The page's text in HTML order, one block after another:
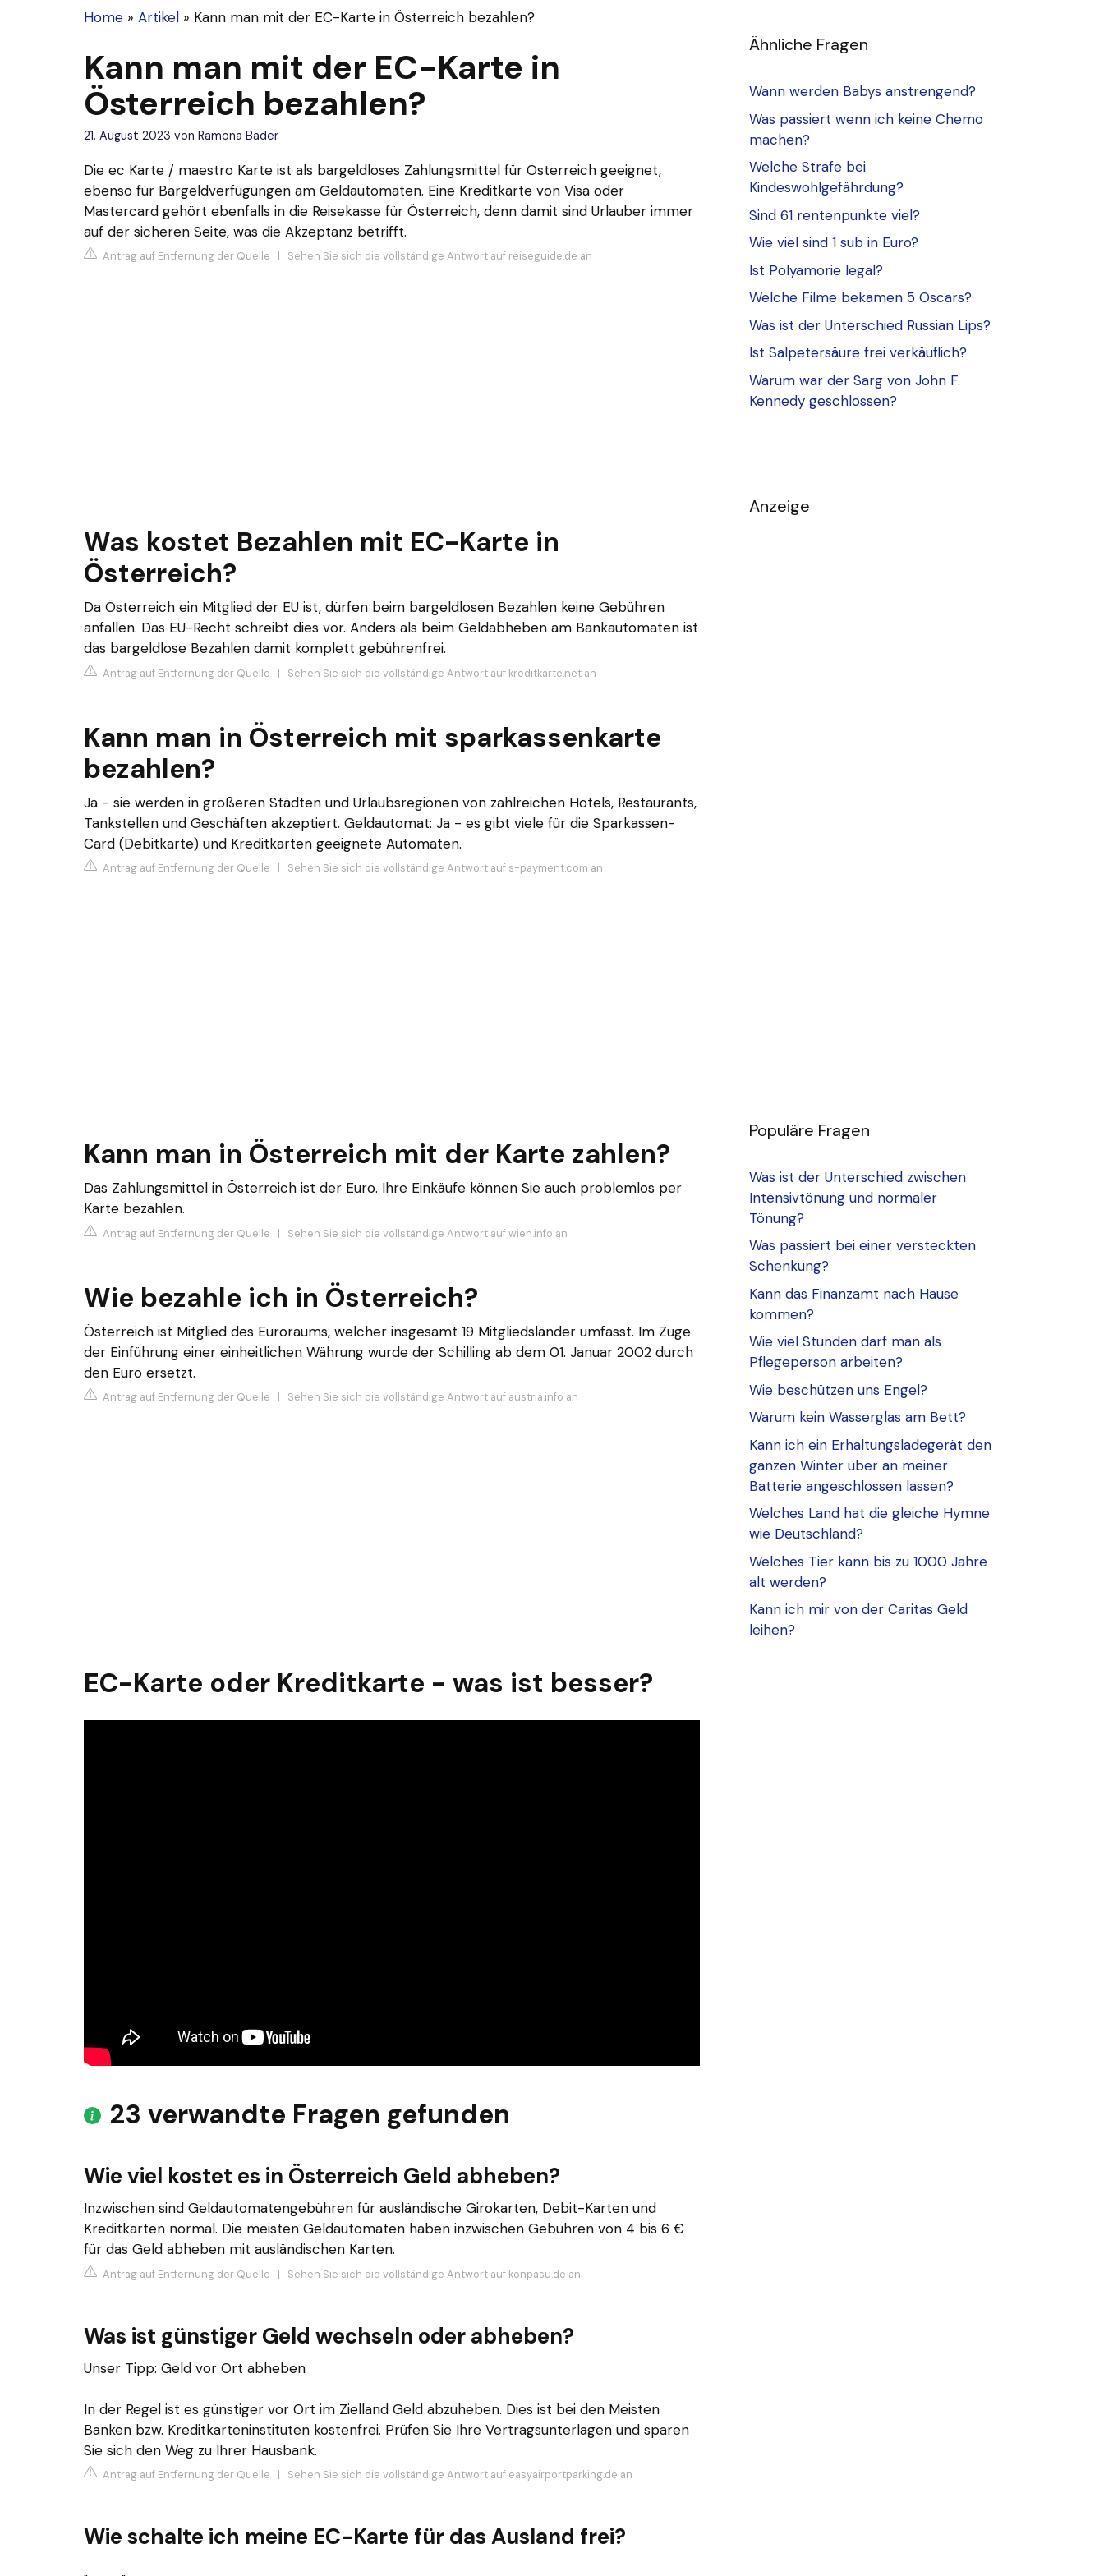
Home » Artikel » Kann man mit der EC-Karte in Österreich bezahlen?
Kann man mit der EC-Karte in
Österreich bezahlen?
21. August 2023 von Ramona Bader
Die ec Karte / maestro Karte ist als bargeldloses Zahlungsmittel für Österreich geeignet,
ebenso für Bargeldverfügungen am Geldautomaten. Eine Kreditkarte von Visa oder
Mastercard gehört ebenfalls in die Reisekasse für Österreich, denn damit sind Urlauber immer
auf der sicheren Seite, was die Akzeptanz betrifft.
Antrag auf Entfernung der Quelle | Sehen Sie sich die vollständige Antwort auf reiseguide.de an
Was kostet Bezahlen mit EC-Karte in
Österreich?
Da Österreich ein Mitglied der EU ist, dürfen beim bargeldlosen Bezahlen keine Gebühren
anfallen. Das EU-Recht schreibt dies vor. Anders als beim Geldabheben am Bankautomaten ist
das bargeldlose Bezahlen damit komplett gebührenfrei.
Antrag auf Entfernung der Quelle | Sehen Sie sich die vollständige Antwort auf kreditkarte.net an
Kann man in Österreich mit sparkassenkarte
bezahlen?
Ja - sie werden in größeren Städten und Urlaubsregionen von zahlreichen Hotels, Restaurants,
Tankstellen und Geschäften akzeptiert. Geldautomat: Ja - es gibt viele für die Sparkassen-
Card (Debitkarte) und Kreditkarten geeignete Automaten.
Antrag auf Entfernung der Quelle | Sehen Sie sich die vollständige Antwort auf s-payment.com an
Kann man in Österreich mit der Karte zahlen?
Das Zahlungsmittel in Österreich ist der Euro. Ihre Einkäufe können Sie auch problemlos per
Karte bezahlen.
Antrag auf Entfernung der Quelle | Sehen Sie sich die vollständige Antwort auf wien.info an
Wie bezahle ich in Österreich?
Österreich ist Mitglied des Euroraums, welcher insgesamt 19 Mitgliedsländer umfasst. Im Zuge
der Einführung einer einheitlichen Währung wurde der Schilling ab dem 01. Januar 2002 durch
den Euro ersetzt.
Antrag auf Entfernung der Quelle | Sehen Sie sich die vollständige Antwort auf austria.info an
EC-Karte oder Kreditkarte - was ist besser?
23 verwandte Fragen gefunden
Wie viel kostet es in Österreich Geld abheben?
Inzwischen sind Geldautomatengebühren für ausländische Girokarten, Debit-Karten und
Kreditkarten normal. Die meisten Geldautomaten haben inzwischen Gebühren von 4 bis 6 €
für das Geld abheben mit ausländischen Karten.
Antrag auf Entfernung der Quelle | Sehen Sie sich die vollständige Antwort auf konpasu.de an
Was ist günstiger Geld wechseln oder abheben?
Unser Tipp: Geld vor Ort abheben
In der Regel ist es günstiger vor Ort im Zielland Geld abzuheben. Dies ist bei den Meisten
Banken bzw. Kreditkarteninstituten kostenfrei. Prüfen Sie Ihre Vertragsunterlagen und sparen
Sie sich den Weg zu Ihrer Hausbank.
Antrag auf Entfernung der Quelle Sehen Sie sich die vollständige Antwort auf easyairportparking.de an
Wie schalte ich meine EC-Karte für das Ausland frei?
Ähnliche Fragen
Wann werden Babys anstrengend?
Was passiert wenn ich keine Chemo
machen?
Welche Strafe bei
Kindeswohlgefährdung?
Sind 61 rentenpunkte viel?
Wie viel sind 1 sub in Euro?
Ist Polyamorie legal?
Welche Filme bekamen 5 Oscars?
Was ist der Unterschied Russian Lips?
Ist Salpetersäure frei verkäuflich?
Warum war der Sarg von John F.
Kennedy geschlossen?
Anzeige
Populäre Fragen
Was ist der Unterschied zwischen
Intensivtönung und normaler
Tönung?
Was passiert bei einer versteckten
Schenkung?
Kann das Finanzamt nach Hause
kommen?
Wie viel Stunden darf man als
Pflegeperson arbeiten?
Wie beschützen uns Engel?
Warum kein Wasserglas am Bett?
Kann ich ein Erhaltungsladegerät den
ganzen Winter über an meiner
Batterie angeschlossen lassen?
Welches Land hat die gleiche Hymne
wie Deutschland?
Welches Tier kann bis zu 1000 Jahre
alt werden?
Kann ich mir von der Caritas Geld
leihen?